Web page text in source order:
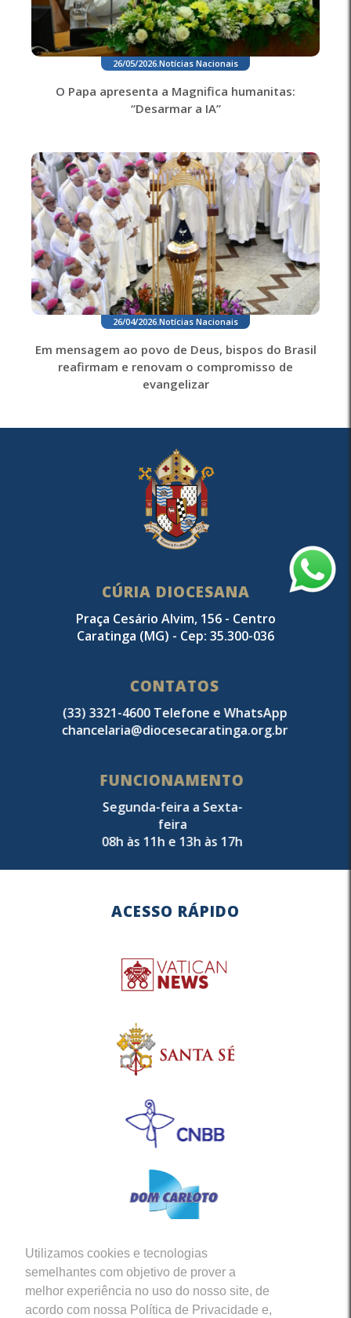
Utilizamos cookies e tecnologias
semelhantes com objetivo de prover a
melhor experiência no uso do nosso site, de
acordo com nossa Política de Privacidade e,
26/05/2026.Notícias Nacionais
O Papa apresenta a Magnifica humanitas:
“Desarmar a IA”
26/04/2026.Notícias Nacionais
Em mensagem ao povo de Deus, bispos do Brasil
reafirmam e renovam o compromisso de
evangelizar
CÚRIA DIOCESANA
Praça Cesário Alvim, 156 - Centro
Caratinga (MG) - Cep: 35.300-036
CONTATOS
(33) 3321-4600 Telefone e WhatsApp
chancelaria@diocesecaratinga.org.br
FUNCIONAMENTO
Segunda-feira a Sexta-
feira
08h às 11h e 13h às 17h
ACESSO RÁPIDO
Siga-nos em nossas Redes Sociais